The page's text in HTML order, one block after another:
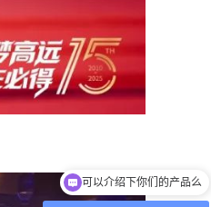
你们是怎么收费的呢